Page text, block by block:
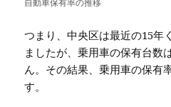
つまり、中央区は最近の15年
ましたが、乗用車の保有台数
ん。その結果、乗用車の保有
す。